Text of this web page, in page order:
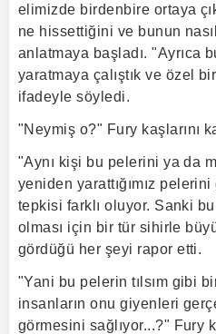
elimizde birdenbire ortaya
ne hissettiğini ve bunun
anlatmaya başladı. "Ayrıca
yaratmaya çalıştık ve özel
ifadeyle söyledi.
"Neymiş o?" Fury kaşlarını
"Aynı kişi bu pelerini ya da
yeniden yarattığımız
tepkisi farklı oluyor. Sanki
olması için bir tür sihirle
gördüğü her şeyi rapor etti.
"Yani bu pelerin tılsım gibi
insanların onu giyenleri
görmesini sağlıyor...?" Fury